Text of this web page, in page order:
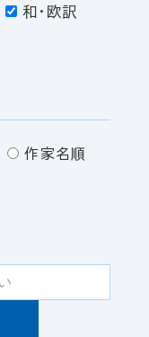
和・欧訳
作家名順